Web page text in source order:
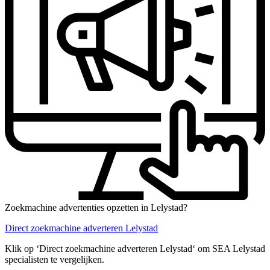
Zoekmachine advertenties opzetten in Lelystad?
Direct zoekmachine adverteren Lelystad
Klik op ‘Direct zoekmachine adverteren Lelystad‘ om SEA Lelystad
specialisten te vergelijken.